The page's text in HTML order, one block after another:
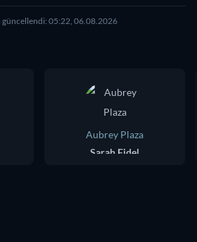
güncellendi: 05:22, 06.08.2026
Aubrey Plaza
Sarah Fidel